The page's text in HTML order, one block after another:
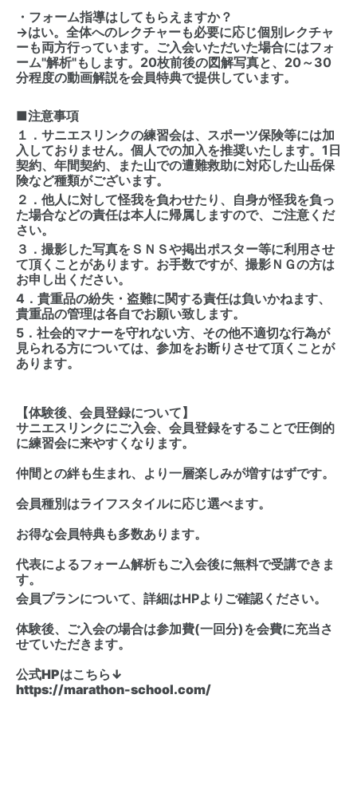
・フォーム指導はしてもらえますか？
→はい。全体へのレクチャーも必要に応じ個別レクチャ
ーも両方行っています。ご入会いただいた場合にはフォ
ーム"解析"もします。20枚前後の図解写真と、20～30
分程度の動画解説を会員特典で提供しています。
■注意事項
１．サニエスリンクの練習会は、スポーツ保険等には加
入しておりません。個人での加入を推奨いたします。1日
契約、年間契約、また山での遭難救助に対応した山岳保
険など種類がございます。
２．他人に対して怪我を負わせたり、自身が怪我を負っ
た場合などの責任は本人に帰属しますので、ご注意くだ
さい。
３．撮影した写真をＳＮＳや掲出ポスター等に利用させ
て頂くことがあります。お手数ですが、撮影ＮＧの方は
お申し出ください。
4．貴重品の紛失・盗難に関する責任は負いかねます、
貴重品の管理は各自でお願い致します。
5．社会的マナーを守れない方、その他不適切な行為が
見られる方については、参加をお断りさせて頂くことが
あります。
【体験後、会員登録について】
サニエスリンクにご入会、会員登録をすることで圧倒的
に練習会に来やすくなります。
仲間との絆も生まれ、より一層楽しみが増すはずです。
会員種別はライフスタイルに応じ選べます。
お得な会員特典も多数あります。
代表によるフォーム解析もご入会後に無料で受講できま
す。
会員プランについて、詳細はHPよりご確認ください。
体験後、ご入会の場合は参加費(一回分)を会費に充当さ
せていただきます。
公式HPはこちら↓
https://marathon-school.com/